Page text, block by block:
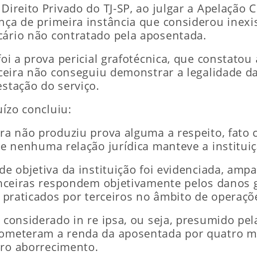
Privado do TJ-SP, ao julgar a Apelação
de primeira instância que considerou
não contratado pela aposentada.
a prova pericial grafotécnica, que
não conseguiu demonstrar a legalidade
do serviço.
concluiu:
não produziu prova alguma a respeito, fato
nenhuma relação jurídica manteve a
objetiva da instituição foi evidenciada,
respondem objetivamente pelos
por terceiros no âmbito de
in re ipsa, ou seja, presumido
a renda da aposentada por quatro
aborrecimento.